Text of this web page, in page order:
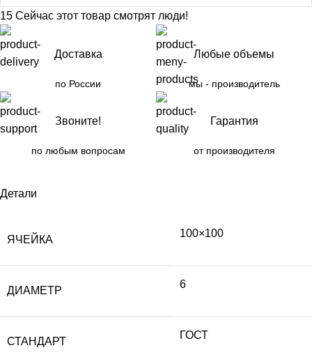
15 Сейчас этот товар смотрят люди!
Доставка
по России
Любые объемы
мы - производитель
Звоните!
по любым вопросам
Гарантия
от производителя
Детали
ЯЧЕЙКА
100×100
ДИАМЕТР
6
СТАНДАРТ
ГОСТ